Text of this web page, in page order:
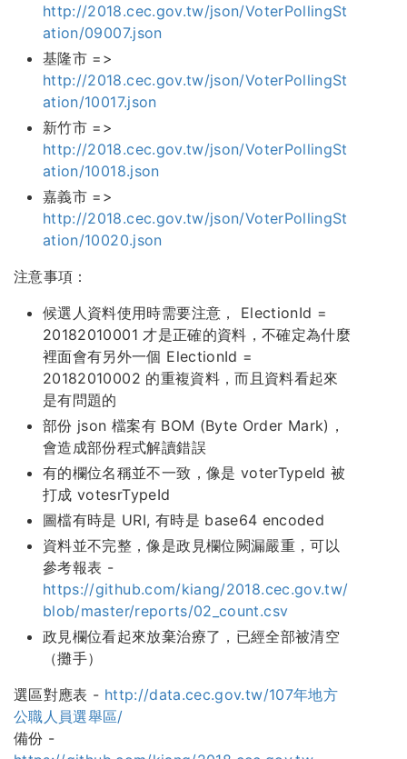
http://2018.cec.gov.tw/json/VoterPollingSt
ation/09007.json
基隆市 =>
http://2018.cec.gov.tw/json/VoterPollingSt
ation/10017.json
新竹市 =>
http://2018.cec.gov.tw/json/VoterPollingSt
ation/10018.json
嘉義市 =>
http://2018.cec.gov.tw/json/VoterPollingSt
ation/10020.json
注意事項：
候選人資料使用時需要注意， ElectionId =
20182010001 才是正確的資料，不確定為什麼
裡面會有另外一個 ElectionId =
20182010002 的重複資料，而且資料看起來
是有問題的
部份 json 檔案有 BOM (Byte Order Mark)，
會造成部份程式解讀錯誤
有的欄位名稱並不一致，像是 voterTypeId 被
打成 votesrTypeId
圖檔有時是 URI, 有時是 base64 encoded
資料並不完整，像是政見欄位闕漏嚴重，可以
參考報表 -
https://github.com/kiang/2018.cec.gov.tw/
blob/master/reports/02_count.csv
政見欄位看起來放棄治療了，已經全部被清空
（攤手）
選區對應表 - http://data.cec.gov.tw/107年地方
公職人員選舉區/
備份 -